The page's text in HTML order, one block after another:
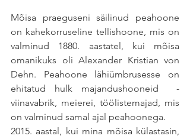
Mõisa praeguseni säilinud peahoone
on kahekorruseline tellishoone, mis on
valminud 1880. aastatel, kui mõisa
omanikuks oli Alexander Kristian von
Dehn. Peahoone lähiümbrusesse on
ehitatud hulk majandushooneid  -
viinavabrik, meierei, töölistemajad, mis
on valminud samal ajal peahoonega.
2015. aastal, kui mina mõisa külastasin,